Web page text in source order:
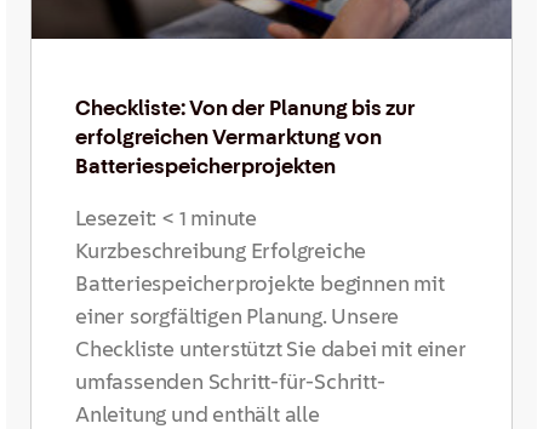
Checkliste: Von der Planung bis zur
erfolgreichen Vermarktung von
Batteriespeicherprojekten
Lesezeit: < 1 minute
Kurzbeschreibung Erfolgreiche
Batteriespeicherprojekte beginnen mit
einer sorgfältigen Planung. Unsere
Checkliste unterstützt Sie dabei mit einer
umfassenden Schritt-für-Schritt-
Anleitung und enthält alle